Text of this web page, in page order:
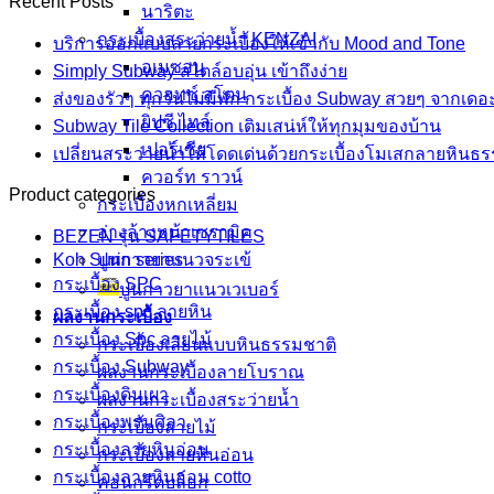
นาริตะ
กระเบื้องสระว่ายน้ำ KENZAI
อเมซอน
ควอทซ์ สโตน
ยิปซี ไทล์
เปอร์เซีย
ควอร์ท ราวน์
กระเบื้องหกเหลี่ยม
อ่างล้างหน้าเซรามิค
ปูนกาวยาเเนวจระเข้
ปูนกาวยาเเนวเวเบอร์
ผลงานกระเบื้อง
กระเบื้องเลียนแบบหินธรรมชาติ
ผลงานกระเบื้องลายโบราณ
ผลงานกระเบื้องสระว่ายนํ้า
กระเบื้องลายไม้
กระเบื้องลายหินอ่อน
คอนกรีตบล็อก
บริการออกแบบลายกระเบื้องให้เข้ากับ Mood and Tone
Simply Subway สไตล์อบอุ่น เข้าถึงง่าย
ส่งของรัวๆ ทุกวันไม่มีพัก กระเบื้อง Subway สวยๆ จากเด
Subway Tile Collection เติมเสน่ห์ให้ทุกมุมของบ้าน
เปลี่ยนสระว่ายน้ำให้โดดเด่นด้วยกระเบื้องโมเสกลายหินธ
Product categories
BEZEN รุ่น SAFETYTILES
Koh Surin series
กระเบื้อง SPC
กระเบื้อง spc ลายหิน
กระเบื้อง Spc ลายไม้
กระเบื้อง Subway
กระเบื้องดินเผา
กระเบื้องพรมศิลา
กระเบื้องลายหินอ่อน
กระเบื้องลายหินอ่อน cotto